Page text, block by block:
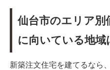
仙台市のエリア別
に向いている地域
新築注文住宅を建てるなら